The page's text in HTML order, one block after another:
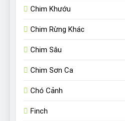
Chim Khướu
Chim Rừng Khác
Chim Sâu
Chim Sơn Ca
Chó Cảnh
Finch